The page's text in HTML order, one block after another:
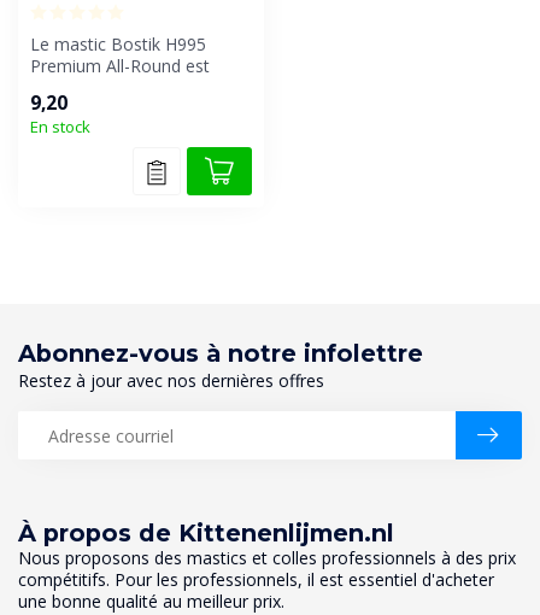
Le mastic Bostik H995
Premium All-Round est
mastic poly...
9,20
En stock
À propos de Kittenenlijmen.nl
Nous proposons des mastics et colles professionnels à des prix
compétitifs. Pour les professionnels, il est essentiel d'acheter
une bonne qualité au meilleur prix.
Abonnez-vous à notre infolettre
Restez à jour avec nos dernières offres